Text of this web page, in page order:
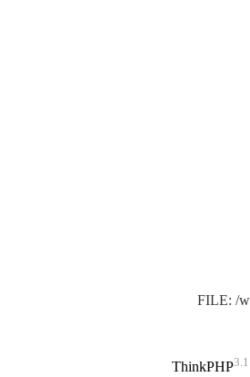
FILE: /
ThinkPHP